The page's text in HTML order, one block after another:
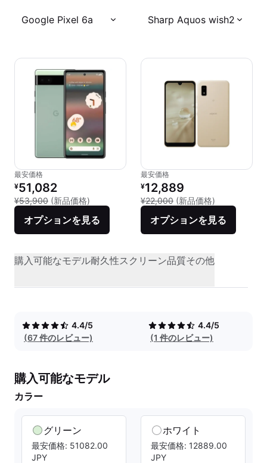
Google Pixel 6a Sharp Aquos wish2
最安価格
リファービッシュ品の価格：
¥51,082
¥53,900 (新品価格) 新品との比較：¥53,900
オプションを見る
最安価格
リファービッシュ品の価格：
¥12,889
¥22,000 (新品価格)
オプションを見る
購入可能なモデル耐久性スクリーン品質その他
4.4/5
(67 件のレビュー)
4.4/5
(1 件のレビュー)
購入可能なモデル
カラー
グリーン
最安価格: 51082.00
JPY
ホワイト
最安価格: 12889.00
JPY